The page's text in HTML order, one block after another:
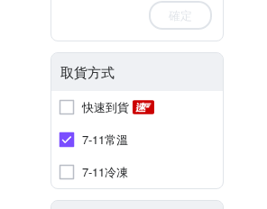
確定
取貨方式
快速到貨
7-11常溫
7-11冷凍